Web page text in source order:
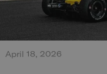
Τεράστια
σύγκρουση
April 18, 2026